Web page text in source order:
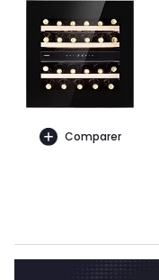
Comparer